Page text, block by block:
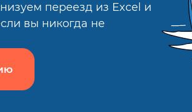
переезд из Excel и
вы никогда не